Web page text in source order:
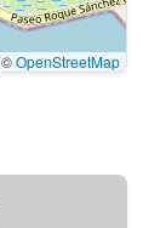
©OpenStreetMap